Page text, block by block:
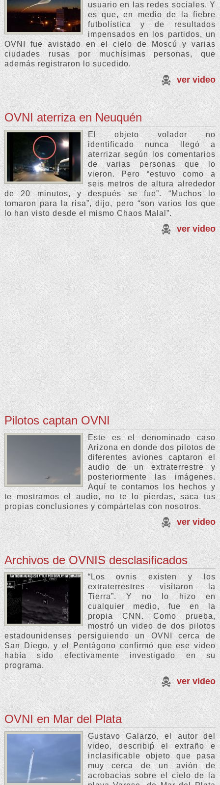
usuario en las redes sociales. Y
es que, en medio de la fiebre
futbolística y de resultados
impensados en los partidos, un
OVNI fue avistado en el cielo de Moscú y varias
ciudades rusas por muchísimas personas, que
además registraron lo sucedido.
ver video
OVNI aterriza en Neuquén
El objeto volador no
identificado nunca llegó a
aterrizar según los comentarios
de varias personas que lo
vieron. Pero “estuvo como a
seis metros de altura alrededor
de 20 minutos, y después se fue”. “Muchos lo
tomaron para la risa”, dijo, pero “son varios los que
lo han visto desde el mismo Chaos Malal”.
ver video
Pilotos captan OVNI
Este es el denominado caso
Arizona en donde dos pilotos de
diferentes aviones captaron el
audio de un extraterrestre y
posteriormente las imágenes.
Aquí te contamos los hechos y
te mostramos el audio, no te lo pierdas, saca tus
propias conclusiones y compártelas con nosotros.
ver video
Archivos de OVNIS desclasificados
“Los ovnis existen y los
extraterrestres visitaron la
Tierra”. Y no lo hizo en
cualquier medio, fue en la
propia CNN. Como prueba,
mostró un video de dos pilotos
estadounidenses persiguiendo un OVNI cerca de
San Diego, y el Pentágono confirmó que ese video
había sido efectivamente investigado en su
programa.
ver video
OVNI en Mar del Plata
Gustavo Galarzo, el autor del
video, describiṕ el extraño e
inclasificable objeto que pasa
muy cerca de un avión de
acrobacias sobre el cielo de la